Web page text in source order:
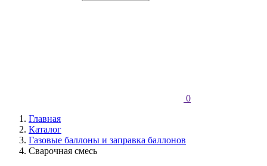
0
Главная
Каталог
Газовые баллоны и заправка баллонов
Сварочная смесь